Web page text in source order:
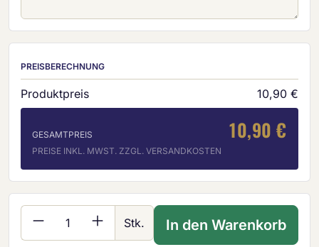
PREISBERECHNUNG
Produktpreis 10,90 €
GESAMTPREIS 10,90 €
PREISE INKL. MWST. ZZGL. VERSANDKOSTEN
Produkt Anzahl: Gib den gewünschten
Stk. In den Warenkorb